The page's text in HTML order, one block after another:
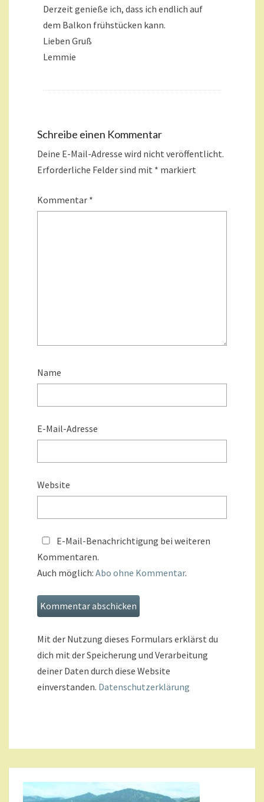
Derzeit genieße ich, dass ich endlich auf
dem Balkon frühstücken kann.
Lieben Gruß
Lemmie
Schreibe einen Kommentar
Deine E-Mail-Adresse wird nicht veröffentlicht.
Erforderliche Felder sind mit * markiert
Kommentar *
Name
E-Mail-Adresse
Website
E-Mail-Benachrichtigung bei weiteren
Kommentaren.
Auch möglich: Abo ohne Kommentar.
Mit der Nutzung dieses Formulars erklärst du
dich mit der Speicherung und Verarbeitung
deiner Daten durch diese Website
einverstanden. Datenschutzerklärung